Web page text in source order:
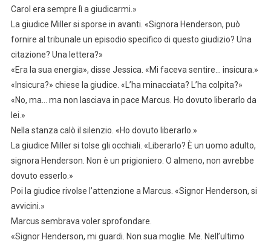
Carol era sempre lì a giudicarmi.»
La giudice Miller si sporse in avanti. «Signora Henderson, può
fornire al tribunale un episodio specifico di questo giudizio? Una
citazione? Una lettera?»
«Era la sua energia», disse Jessica. «Mi faceva sentire… insicura.»
«Insicura?» chiese la giudice. «L’ha minacciata? L’ha colpita?»
«No, ma… ma non lasciava in pace Marcus. Ho dovuto liberarlo da
lei.»
Nella stanza calò il silenzio. «Ho dovuto liberarlo.»
La giudice Miller si tolse gli occhiali. «Liberarlo? È un uomo adulto,
signora Henderson. Non è un prigioniero. O almeno, non avrebbe
dovuto esserlo.»
Poi la giudice rivolse l’attenzione a Marcus. «Signor Henderson, si
avvicini.»
Marcus sembrava voler sprofondare.
«Signor Henderson, mi guardi. Non sua moglie. Me. Nell’ultimo